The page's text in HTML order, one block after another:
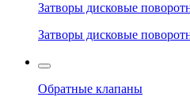
Затворы дисковые
Затворы дисковые
Обратные клапаны